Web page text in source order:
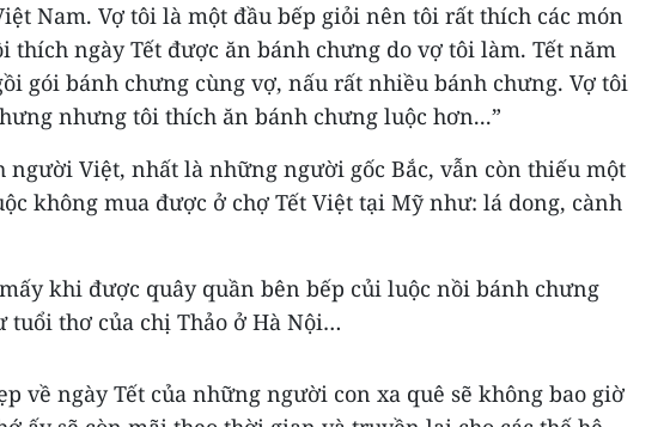
Nam. Vợ tôi là một đầu bếp giỏi nên tôi rất thích các món
thích ngày Tết được ăn bánh chưng do vợ tôi làm. Tết năm
gói bánh chưng cùng vợ, nấu rất nhiều bánh chưng. Vợ tôi
nhưng tôi thích ăn bánh chưng luộc hơn...”
người Việt, nhất là những người gốc Bắc, vẫn còn thiếu một
không mua được ở chợ Tết Việt tại Mỹ như: lá dong, cành
khi được quây quần bên bếp củi luộc nồi bánh chưng
tuổi thơ của chị Thảo ở Hà Nội…
về ngày Tết của những người con xa quê sẽ không bao giờ